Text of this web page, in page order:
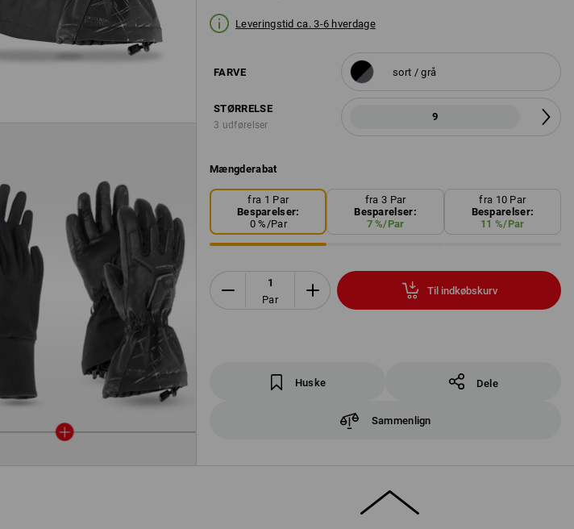
Leveringstid ca. 3-6 hverdage
FARVE sort / grå
STØRRELSE
3 udførelser
9
Mængderabat
fra 1 Par
Besparelser:
0 %/Par
fra 3 Par
Besparelser:
7%/Par
fra 10 Par
Besparelser:
11 %/Par
Par
Til indkøbskurv
Huske Dele
Sammenlign